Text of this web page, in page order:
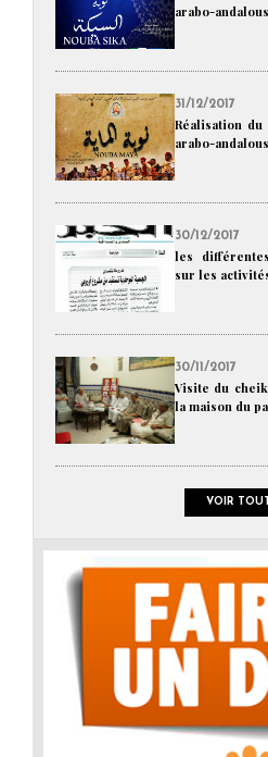
arabo-
31/12/2017
Réalisation
arabo-
30/12/2017
les
sur les
30/11/2017
Visite du
la maison du
VOIR